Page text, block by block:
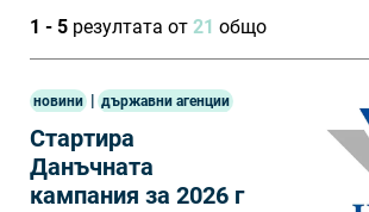
1 - 5 резултата от 21 общо
новини | държавни агенции
Стартира
Данъчната
кампания за 2026 г